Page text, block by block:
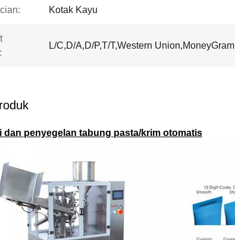
Kotak Kayu
L/C,D/A,D/P,T/T,Western Union,MoneyGram
dan penyegelan tabung pasta/krim otomatis